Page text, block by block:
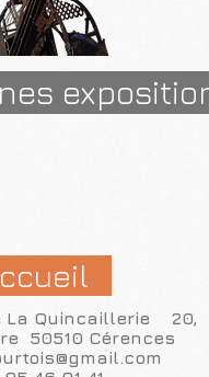
La Quincaillerie 20,
50510 Cérences